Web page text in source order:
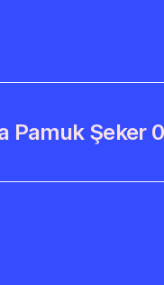
Pamuk Şeker